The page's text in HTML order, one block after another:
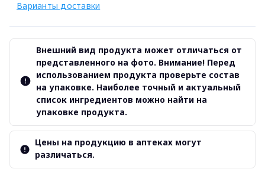
Варианты доставки
Внешний вид продукта может отличаться от
представленного на фото. Внимание! Перед
использованием продукта проверьте состав
на упаковке. Наиболее точный и актуальный
список ингредиентов можно найти на
упаковке продукта.
Цены на продукцию в аптеках могут
различаться.